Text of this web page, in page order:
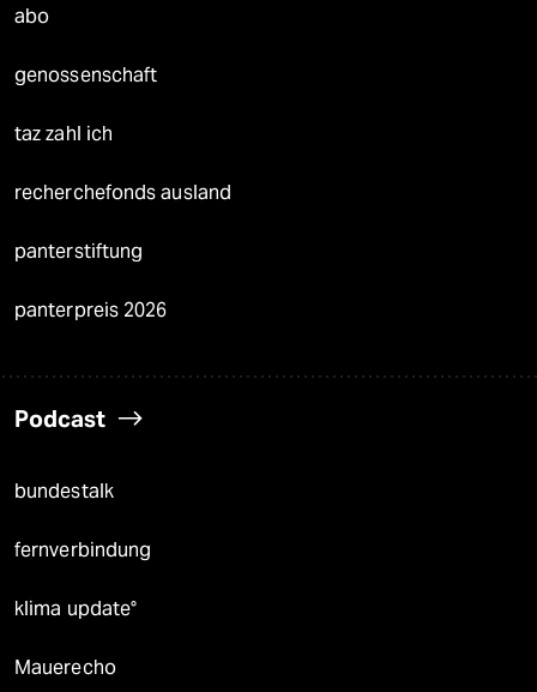
abo
genossenschaft
taz zahl ich
recherchefonds ausland
panterstiftung
panterpreis 2026
Podcast
bundestalk
fernverbindung
klima update°
Mauerecho